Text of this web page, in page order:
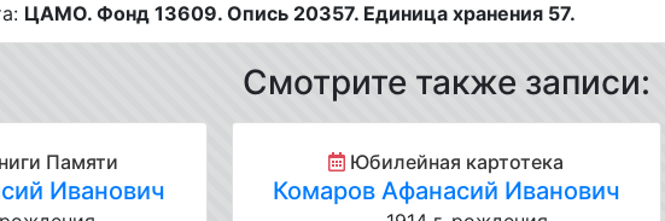
ЦАМО. Фонд 13609. Опись 20357. Единица хранения 57.
Смотрите также записи:
Памяти
Иванович
Юбилейная картотека
Комаров Афанасий Иванович